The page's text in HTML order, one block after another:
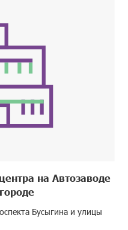
на Автозаводе
Бусыгина и улицы